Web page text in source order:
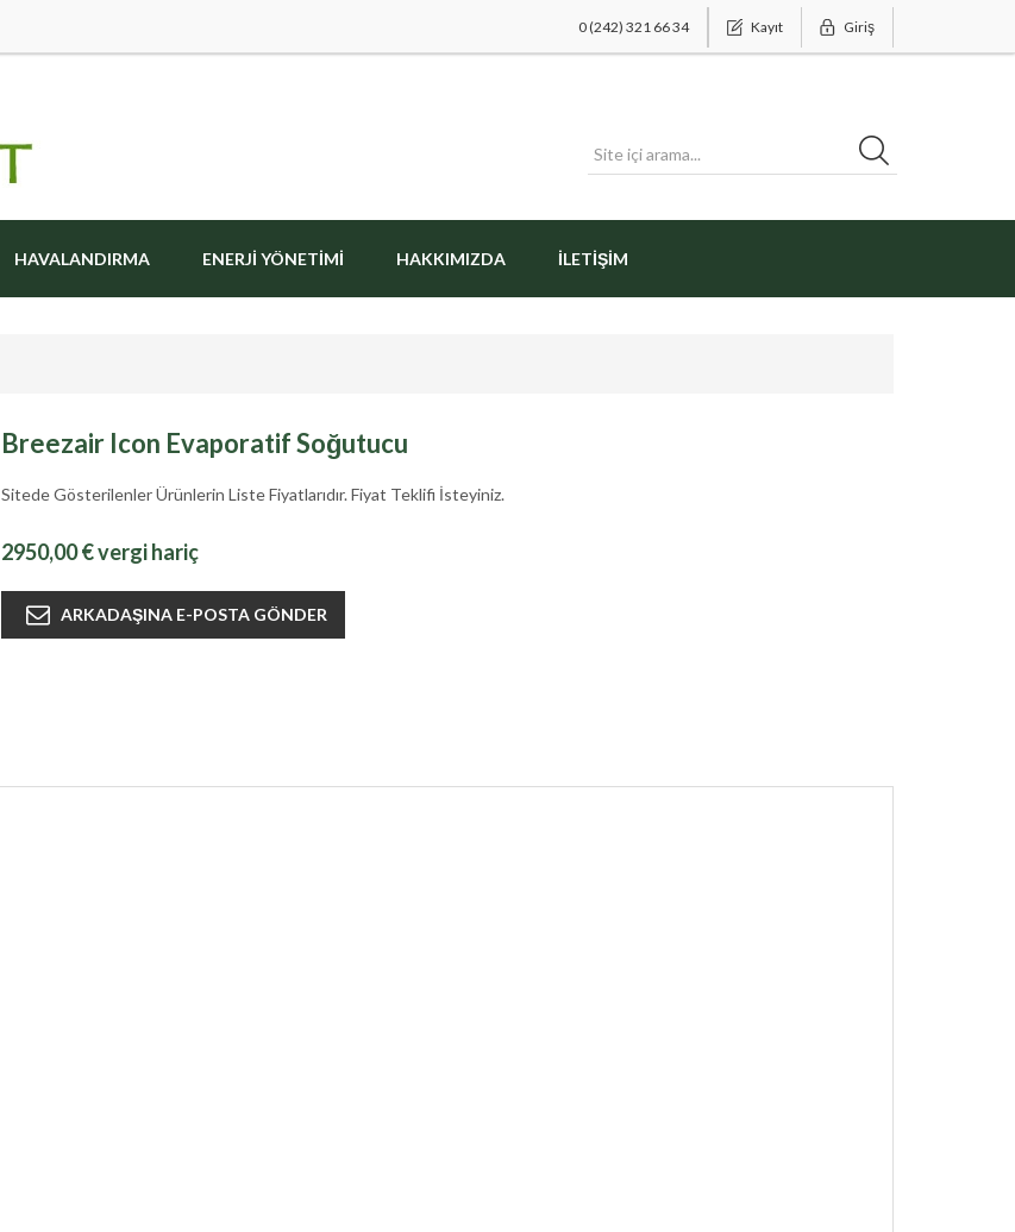
0 (242) 321 66 34 Kayıt Giriş
HAVALANDIRMA ENERJI YÖNETIMI HAKKIMIZDA İLETIŞIM
Breezair Icon Evaporatif Soğutucu
Sitede Gösterilenler Ürünlerin Liste Fiyatlarıdır. Fiyat Teklifi İsteyiniz.
2950,00 € vergi hariç